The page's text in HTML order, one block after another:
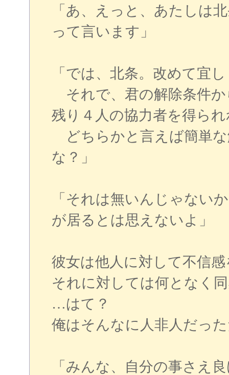
「あ、えっと、あたしは
って言います」
「では、北条。改めて宜
それで、君の解除条件
残り４人の協力者を得ら
どちらかと言えば簡単
な？」
「それは無いんじゃない
が居るとは思えないよ」
彼女は他人に対して不信
それに対しては何となく
…はて？
俺はそんなに人非人だっ
「みんな、自分の事さえ